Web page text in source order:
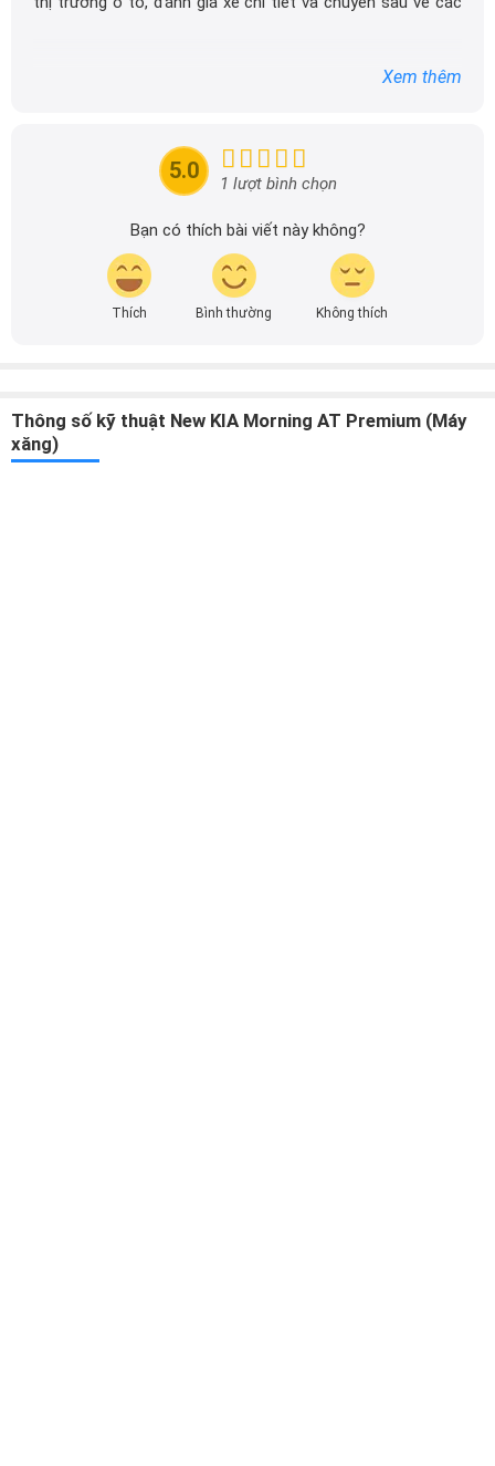
DailyXe trở thành một trong những địa chỉ tin cậy hàng
Xem thêm
5.0 1 lượt bình chọn
Bạn có thích bài viết này không?
Thích Bình thường Không thích
Thông số kỹ thuật New KIA Morning AT Premium (Máy
xăng)